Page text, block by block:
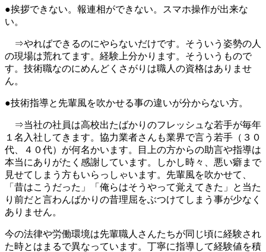
●挨拶できない。報連相ができない。スマホ操作が出来な
い。
⇒やればできるのにやらないだけです。そういう姿勢の人
の現場は荒れてます。経験上分かります。そういうもので
す。技術職なのにめんどくさがりは職人の資格はありませ
ん。
●技術指導と先輩風を吹かせる事の違いが分からない方。
⇒当社の社員は高校出たばかりのフレッシュな若手が毎年
１名入社してきます。協力業者さんも業界で言う若手（３０
代、４０代）が何名かいます。目上の方からの助言や指導は
本当にありがたく感謝しています。しかし時々、悪い癖まで
見せてしまう方もいらっしゃいます。先輩風を吹かせて、
「昔はこうだった」「俺らはそうやって覚えてきた」と当た
り前だと言わんばかりの昔理屈をぶつけてしまう事が少なく
ありません。
今の法律や労働環境は先輩職人さんたちが同じ頃に経験され
た時とはまるで異なっています。丁寧に指導して経験値を積